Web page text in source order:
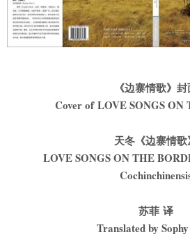
《边寨情歌》
Cover of LOVE SONGS ON
天冬《边寨情歌
LOVE SONGS ON THE
苏菲 译
Translated by